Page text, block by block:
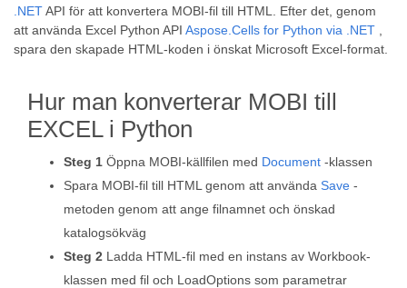
.NETAPI för att konvertera MOBI-fil till HTML. Efter det, genom
att använda Excel Python API Aspose.Cells for Python via .NET
spara den skapade HTML-koden i önskat Microsoft Excel-format.
Hur man konverterar MOBI till
EXCEL i Python
Steg 1 Öppna MOBI-källfilen med Document -klassen
Spara MOBI-fil till HTML genom att använda Save -
metoden genom att ange filnamnet och önskad
katalogsökväg
Steg 2 Ladda HTML-fil med en instans av Workbook-
klassen med fil och LoadOptions som parametrar